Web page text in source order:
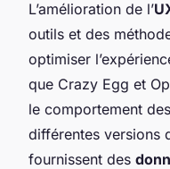
L’amélioration de l’
outils et des
optimiser
que Crazy Egg et
le comportement
différentes versions
fournissent des